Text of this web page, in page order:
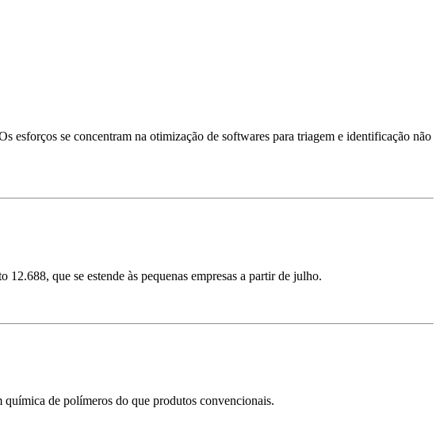
esforços se concentram na otimização de softwares para triagem e identificação não
que se estende às pequenas empresas a partir de julho.
de polímeros do que produtos convencionais.